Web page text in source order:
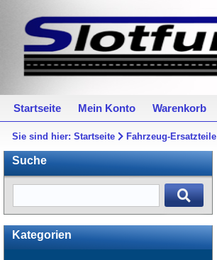
Startseite Mein Konto Warenkorb
Sie sind hier:Startseite Fahrzeug-Ersatzteile
Suche
Kategorien